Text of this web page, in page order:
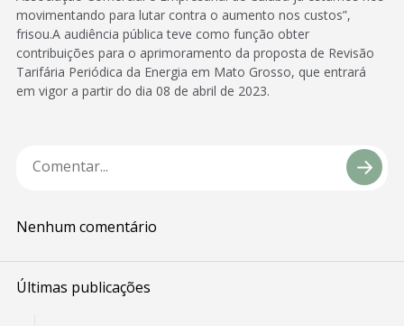
movimentando para lutar contra o aumento nos custos”,
frisou.A audiência pública teve como função obter
contribuições para o aprimoramento da proposta de Revisão
Tarifária Periódica da Energia em Mato Grosso, que entrará
em vigor a partir do dia 08 de abril de 2023.
Nenhum comentário
Últimas publicações